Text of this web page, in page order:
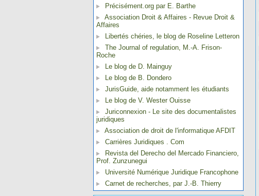
Précisément.org par E. Barthe
Association Droit & Affaires - Revue Droit &
Affaires
Libertés chéries, le blog de Roseline Letteron
The Journal of regulation, M.-A. Frison-
Roche
Le blog de D. Mainguy
Le blog de B. Dondero
JurisGuide, aide notamment les étudiants
Le blog de V. Wester Ouisse
Juriconnexion - Le site des documentalistes
juridiques
Association de droit de l'informatique AFDIT
Carrières Juridiques . Com
Revista del Derecho del Mercado Financiero,
Prof. Zunzunegui
Université Numérique Juridique Francophone
Carnet de recherches, par J.-B. Thierry